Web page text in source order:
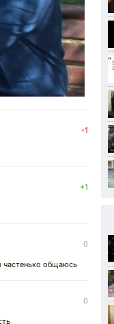
-1
+1
0
частенько общаюсь
0